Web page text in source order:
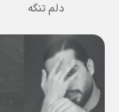
دلم تنگه